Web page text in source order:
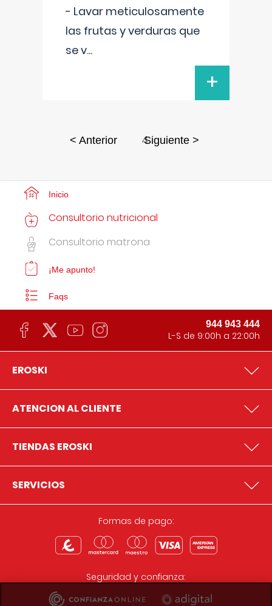
- Lavar meticulosamente
las frutas y verduras que
se v...
+
< Anterior 4
Siguiente >
Inicio
Consultorio nutricional
Consultorio matrona
¡Me apunto!
Faqs
944 943 444
L-S de 9:00h a 22:00h
EROSKI
ATENCION AL CLIENTE
TIENDAS EROSKI
SERVICIOS
Formas de pago:
Seguridad y confianza: